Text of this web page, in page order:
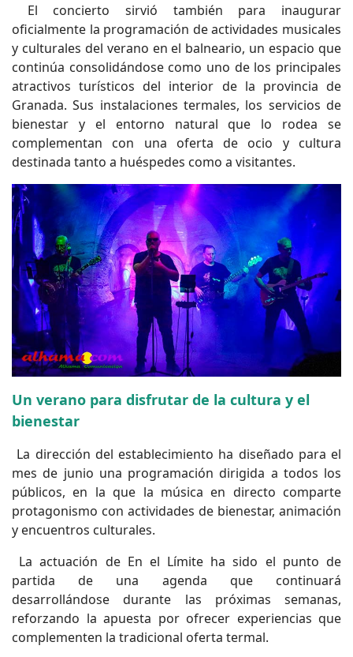
El concierto sirvió también para inaugurar
oficialmente la programación de actividades musicales
y culturales del verano en el balneario, un espacio que
continúa consolidándose como uno de los principales
atractivos turísticos del interior de la provincia de
Granada. Sus instalaciones termales, los servicios de
bienestar y el entorno natural que lo rodea se
complementan con una oferta de ocio y cultura
destinada tanto a huéspedes como a visitantes.
Un verano para disfrutar de la cultura y el
bienestar
La dirección del establecimiento ha diseñado para el
mes de junio una programación dirigida a todos los
públicos, en la que la música en directo comparte
protagonismo con actividades de bienestar, animación
y encuentros culturales.
La actuación de En el Límite ha sido el punto de
partida de una agenda que continuará
desarrollándose durante las próximas semanas,
reforzando la apuesta por ofrecer experiencias que
complementen la tradicional oferta termal.